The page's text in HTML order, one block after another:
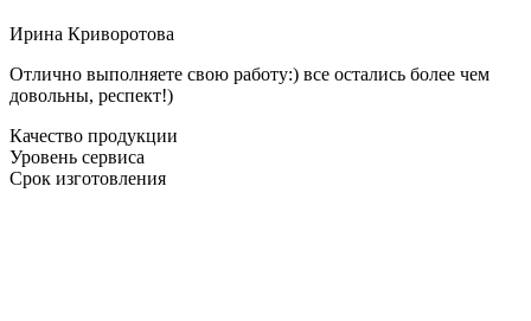
Ирина Криворотова
Отлично выполняете свою работу:) все остались более чем
довольны, респект!)
Качество продукции
Уровень сервиса
Срок изготовления